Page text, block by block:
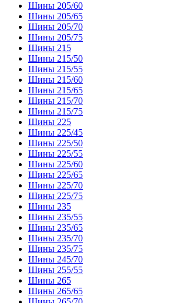
Шины 205/60
Шины 205/65
Шины 205/70
Шины 205/75
Шины 215
Шины 215/50
Шины 215/55
Шины 215/60
Шины 215/65
Шины 215/70
Шины 215/75
Шины 225
Шины 225/45
Шины 225/50
Шины 225/55
Шины 225/60
Шины 225/65
Шины 225/70
Шины 225/75
Шины 235
Шины 235/55
Шины 235/65
Шины 235/70
Шины 235/75
Шины 245/70
Шины 255/55
Шины 265
Шины 265/65